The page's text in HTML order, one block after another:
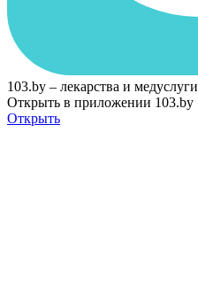
103.by – лекарства и медуслуги
Открыть в приложении 103.by
Открыть